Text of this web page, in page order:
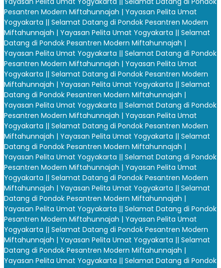
Pesantren Modern Miftahunnajah | Yayasan Pelita Umat
Yogyakarta || Selamat Datang di Pondok Pesantren Modern
Miftahunnajah | Yayasan Pelita Umat Yogyakarta || Selamat
Datang di Pondok Pesantren Modern Miftahunnajah |
Yayasan Pelita Umat Yogyakarta || Selamat Datang di Pondok
Pesantren Modern Miftahunnajah | Yayasan Pelita Umat
Yogyakarta || Selamat Datang di Pondok Pesantren Modern
Miftahunnajah | Yayasan Pelita Umat Yogyakarta || Selamat
Datang di Pondok Pesantren Modern Miftahunnajah |
Yayasan Pelita Umat Yogyakarta || Selamat Datang di Pondok
Pesantren Modern Miftahunnajah | Yayasan Pelita Umat
Yogyakarta || Selamat Datang di Pondok Pesantren Modern
Miftahunnajah | Yayasan Pelita Umat Yogyakarta || Selamat
Datang di Pondok Pesantren Modern Miftahunnajah |
Yayasan Pelita Umat Yogyakarta || Selamat Datang di Pondok
Pesantren Modern Miftahunnajah | Yayasan Pelita Umat
Yogyakarta || Selamat Datang di Pondok Pesantren Modern
Miftahunnajah | Yayasan Pelita Umat Yogyakarta || Selamat
Datang di Pondok Pesantren Modern Miftahunnajah |
Yayasan Pelita Umat Yogyakarta || Selamat Datang di Pondok
Pesantren Modern Miftahunnajah | Yayasan Pelita Umat
Yogyakarta || Selamat Datang di Pondok Pesantren Modern
Miftahunnajah | Yayasan Pelita Umat Yogyakarta || Selamat
Datang di Pondok Pesantren Modern Miftahunnajah |
Yayasan Pelita Umat Yogyakarta || Selamat Datang di Pondok